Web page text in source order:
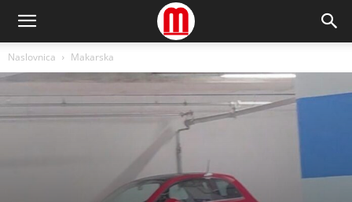
Naslovnica Makarska